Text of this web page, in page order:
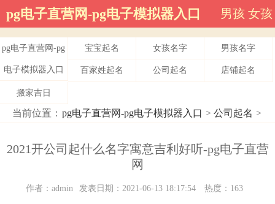
pg电子直营网-pg电子模拟器入口 男孩 女孩
pg电子直营网-pg
电子模拟器入口
宝宝起名 女孩名字 男孩名字
百家姓起名 公司起名 店铺起名
搬家吉日
当前位置： pg电子直营网-pg电子模拟器入口 > 公司起名 >
2021开公司起什么名字寓意吉利好听-pg电子直营
网
作者：admin 发表日期：2021-06-13 18:17:54 热度：163